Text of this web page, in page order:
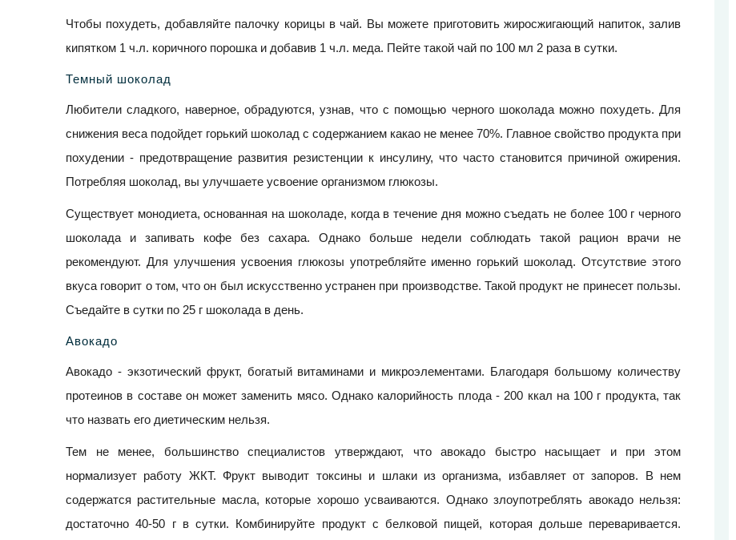
Чтобы похудеть, добавляйте палочку корицы в чай. Вы можете приготовить жиросжигающий напиток, залив
кипятком 1 ч.л. коричного порошка и добавив 1 ч.л. меда. Пейте такой чай по 100 мл 2 раза в сутки.
Темный шоколад
Любители сладкого, наверное, обрадуются, узнав, что с помощью черного шоколада можно похудеть. Для
снижения веса подойдет горький шоколад с содержанием какао не менее 70%. Главное свойство продукта при
похудении - предотвращение развития резистенции к инсулину, что часто становится причиной ожирения.
Потребляя шоколад, вы улучшаете усвоение организмом глюкозы.
Существует монодиета, основанная на шоколаде, когда в течение дня можно съедать не более 100 г черного
шоколада и запивать кофе без сахара. Однако больше недели соблюдать такой рацион врачи не
рекомендуют. Для улучшения усвоения глюкозы употребляйте именно горький шоколад. Отсутствие этого
вкуса говорит о том, что он был искусственно устранен при производстве. Такой продукт не принесет пользы.
Съедайте в сутки по 25 г шоколада в день.
Авокадо
Авокадо - экзотический фрукт, богатый витаминами и микроэлементами. Благодаря большому количеству
протеинов в составе он может заменить мясо. Однако калорийность плода - 200 ккал на 100 г продукта, так
что назвать его диетическим нельзя.
Тем не менее, большинство специалистов утверждают, что авокадо быстро насыщает и при этом
нормализует работу ЖКТ. Фрукт выводит токсины и шлаки из организма, избавляет от запоров. В нем
содержатся растительные масла, которые хорошо усваиваются. Однако злоупотреблять авокадо нельзя:
достаточно 40-50 г в сутки. Комбинируйте продукт с белковой пищей, которая дольше переваривается.